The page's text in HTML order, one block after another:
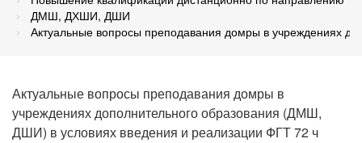
ДМШ, ДХШИ, ДШИ
Актуальные вопросы преподавания домры в учреждениях
Актуальные вопросы преподавания домры в
учреждениях дополнительного образования (ДМШ,
ДШИ) в условиях введения и реализации ФГТ 72 ч